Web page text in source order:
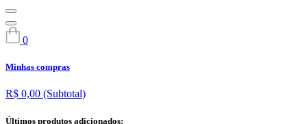
0
Minhas compras
R$ 0,00 (Subtotal)
Últimos produtos adicionados: